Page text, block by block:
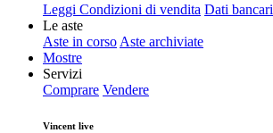
Leggi Condizioni di vendita Dati bancari
Le aste
Aste in corso Aste archiviate
Mostre
Servizi
Comprare Vendere
Vincent live